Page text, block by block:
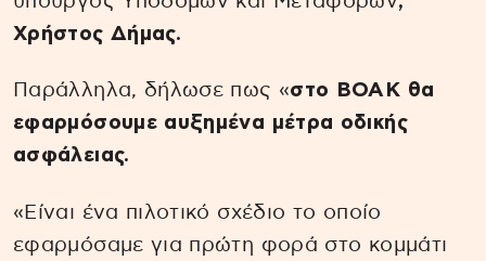
Χρήστος Δήμας.
Παράλληλα, δήλωσε πως «στο ΒΟΑΚ θα
εφαρμόσουμε αυξημένα μέτρα οδικής
ασφάλειας.
«Είναι ένα πιλοτικό σχέδιο το οποίο
εφαρμόσαμε για πρώτη φορά στο κομμάτι